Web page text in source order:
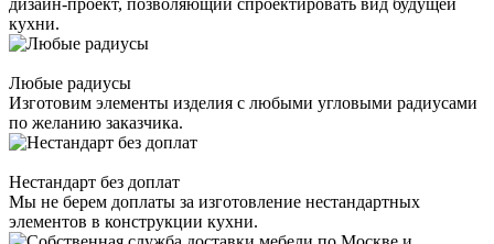
кухни.
Любые радиусы
Изготовим элементы изделия с любыми угловыми радиусами
по желанию заказчика.
Нестандарт без доплат
Мы не берем доплаты за изготовление нестандартных
элементов в конструкции кухни.